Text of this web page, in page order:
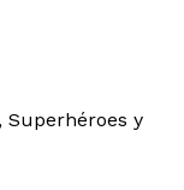
Superhéroes y